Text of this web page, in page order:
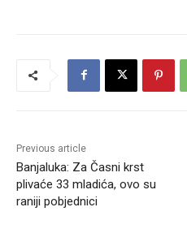
Previous article
Banjaluka: Za Časni krst
plivaće 33 mladića, ovo su
raniji pobjednici